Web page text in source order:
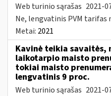
Web turinio sąrašas 2021-
Ne, lengvatinis PVM tarifas
Metai: 2021
Kavinė teikia savaitės,
laikotarpio maisto
tokiai maisto
lengvatinis 9 proc.
Web turinio sąrašas 2021-